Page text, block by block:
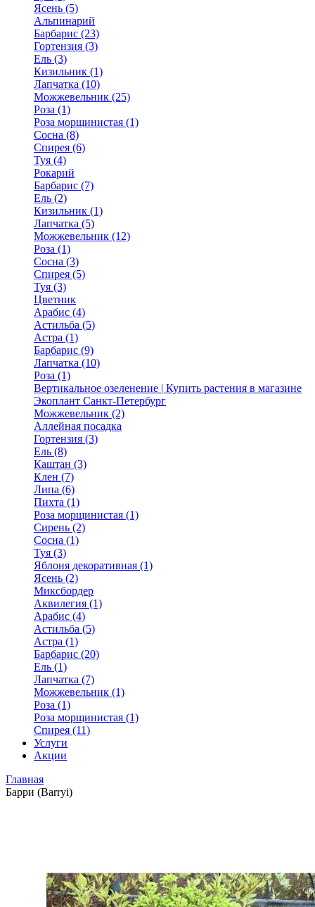
Ясень (5)
Альпинарий
Барбарис (23)
Гортензия (3)
Ель (3)
Кизильник (1)
Лапчатка (10)
Можжевельник (25)
Роза (1)
Роза морщинистая (1)
Сосна (8)
Спирея (6)
Туя (4)
Рокарий
Барбарис (7)
Ель (2)
Кизильник (1)
Лапчатка (5)
Можжевельник (12)
Роза (1)
Сосна (3)
Спирея (5)
Туя (3)
Цветник
Арабис (4)
Астильба (5)
Астра (1)
Барбарис (9)
Лапчатка (10)
Роза (1)
Вертикальное озеленение | Купить растения в магазине
Экоплант Санкт-Петербург
Можжевельник (2)
Аллейная посадка
Гортензия (3)
Ель (8)
Каштан (3)
Клен (7)
Липа (6)
Пихта (1)
Роза морщинистая (1)
Сирень (2)
Сосна (1)
Туя (3)
Яблоня декоративная (1)
Ясень (2)
Миксбордер
Аквилегия (1)
Арабис (4)
Астильба (5)
Астра (1)
Барбарис (20)
Ель (1)
Лапчатка (7)
Можжевельник (1)
Роза (1)
Роза морщинистая (1)
Спирея (11)
Услуги
Акции
Главная
Барри (Barryi)